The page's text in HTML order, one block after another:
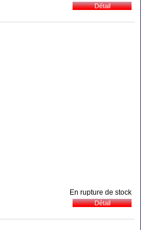
En rupture de stock